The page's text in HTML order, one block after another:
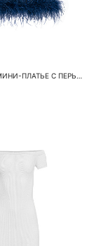
ДЖИНСОВОЕ МИНИ-ПЛАТЬЕ С ПЕРЬЯМИ